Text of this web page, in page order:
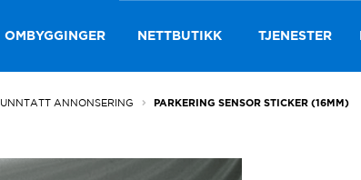
OMBYGGINGER NETTBUTIKK TJENESTER
UNNTATT ANNONSERING PARKERING SENSOR STICKER (16MM)